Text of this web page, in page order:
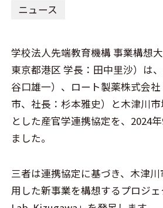
ニュース
学校法人先端教育機構 事業構想
東京都港区 学長：田中里沙）は
谷口雄一）、ロート製薬株式会
市、社長：杉本雅史）と木津川
とした産官学連携協定を、2024
ました。
三者は連携協定に基づき、木津
用した新事業を構想するプロジ